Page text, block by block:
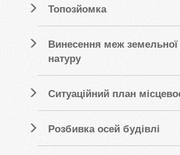
Топозйомка
Винесення меж
натуру
Ситуаційний план
Розбивка осей будівлі